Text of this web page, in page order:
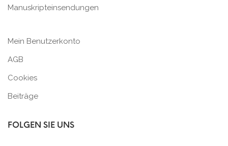
Manuskripteinsendungen
Mein Benutzerkonto
AGB
Cookies
Beiträge
FOLGEN SIE UNS